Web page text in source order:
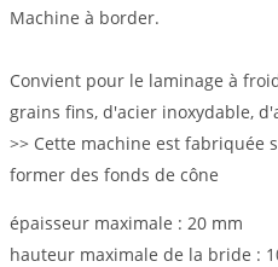
Machine à border.
Convient pour le laminage à
grains fins, d'acier inoxydable,
>> Cette machine est fabriquée
former des fonds de cône
épaisseur maximale : 20 mm
hauteur maximale de la bride :